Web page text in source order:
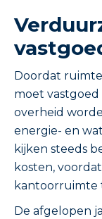
Doordat
moet
overheid
energie- en
kijken steeds
kosten,
kantoorruimte
De afgelopen